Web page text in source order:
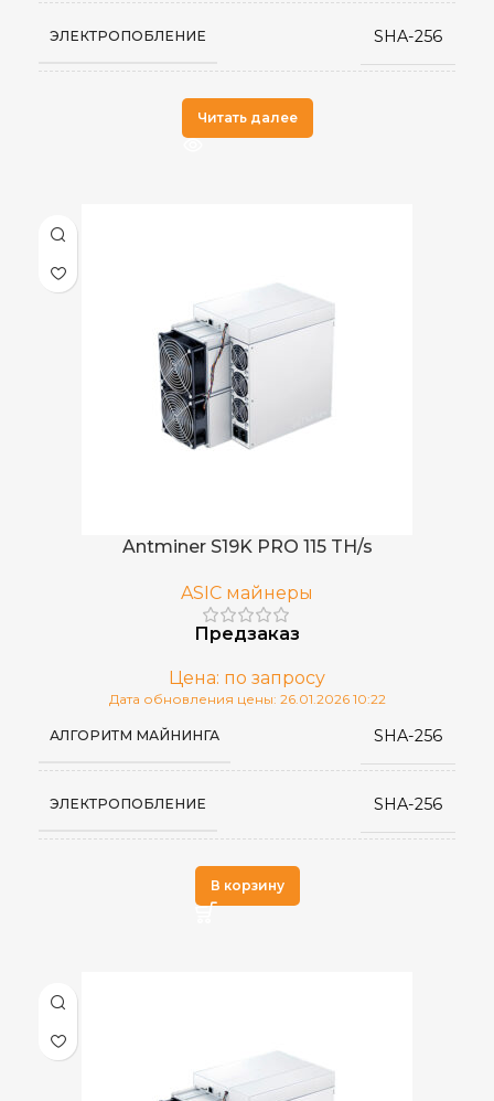
ЭЛЕКТРОПОБЛЕНИЕ SHA-256
ПРОИЗВОДИТЕЛЬ
Читать далее
Antminer S19K PRO 115 TH/s
ASIC майнеры
Предзаказ
Цена: по запросу
Дата обновления цены: 26.01.2026 10:22
АЛГОРИТМ МАЙНИНГА SHA-256
ЭЛЕКТРОПОБЛЕНИЕ SHA-256
В корзину